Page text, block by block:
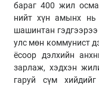
бараг 400 жил
нийт хүн амынх нь
шашинтан
улс мөн коммунист
ёсоор дэлхийн
зарлаж, хэдхэн
гаруй сүм